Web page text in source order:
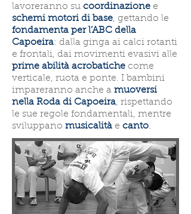
lavoreranno su coordinazione e
schemi motori di base, gettando le
fondamenta per l’ABC della
Capoeira: dalla ginga ai calci rotanti
e frontali, dai movimenti evasivi alle
prime abilità acrobatiche come
verticale, ruota e ponte. I bambini
impareranno anche a muoversi
nella Roda di Capoeira, rispettando
le sue regole fondamentali, mentre
sviluppano musicalità e canto.